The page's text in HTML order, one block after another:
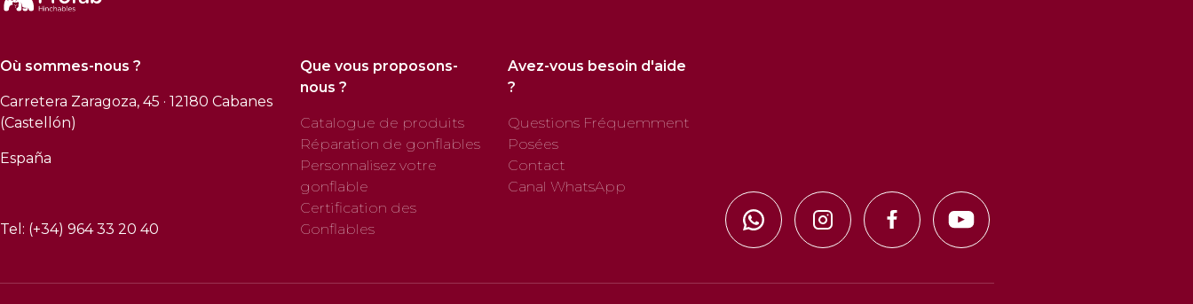
Où sommes-nous ?
Carretera Zaragoza, 45 · 12180 Cabanes
(Castellón)
España
Tel: (+34) 964 33 20 40
Que vous proposons-
nous ?
Catalogue de produits
Réparation de gonflables
Personnalisez votre
gonflable
Certification des
Gonflables
Avez-vous besoin d'aide
?
Questions Fréquemment
Posées
Contact
Canal WhatsApp